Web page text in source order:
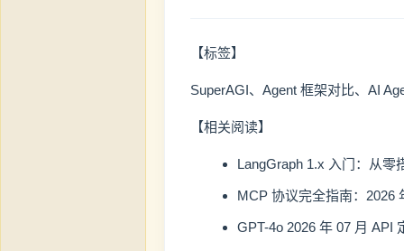
【标签】
SuperAGI、Agent 框架对比、AI
【相关阅读】
LangGraph 1.x 入门：从零
MCP 协议完全指南：2026
GPT-4o 2026 年 07 月 API